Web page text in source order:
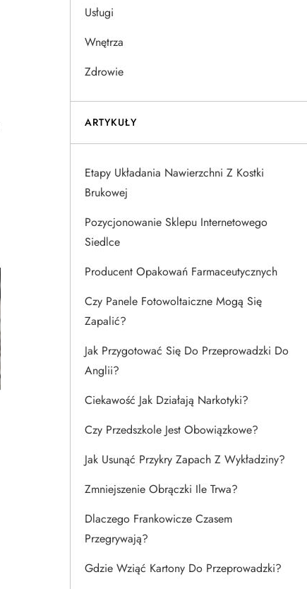
Usługi
Wnętrza
Zdrowie
ARTYKUŁY
Etapy Układania Nawierzchni Z Kostki
Brukowej
Pozycjonowanie Sklepu Internetowego
Siedlce
Producent Opakowań Farmaceutycznych
Czy Panele Fotowoltaiczne Mogą Się
Zapalić?
Jak Przygotować Się Do Przeprowadzki Do
Anglii?
Ciekawość Jak Działają Narkotyki?
Czy Przedszkole Jest Obowiązkowe?
Jak Usunąć Przykry Zapach Z Wykładziny?
Zmniejszenie Obrączki Ile Trwa?
Dlaczego Frankowicze Czasem
Przegrywają?
Gdzie Wziąć Kartony Do Przeprowadzki?